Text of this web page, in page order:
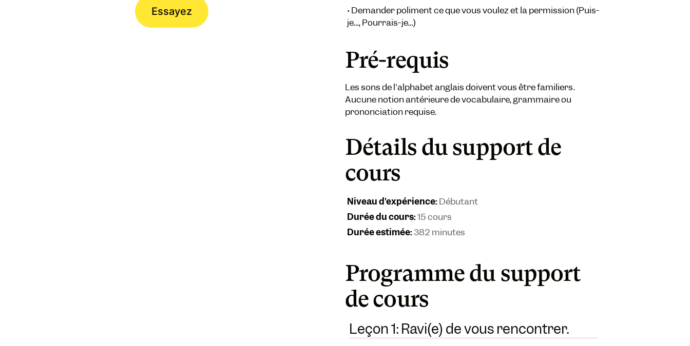
Essayez
• Demander poliment ce que vous voulez et la permission (Puis-
je…, Pourrais-je…)
Pré-requis
Les sons de l'alphabet anglais doivent vous être familiers.
Aucune notion antérieure de vocabulaire, grammaire ou
prononciation requise.
Détails du support de
cours
Niveau d'expérience:Débutant
Durée du cours:15 cours
Durée estimée:382 minutes
Programme du support
de cours
Leçon 1: Ravi(e) de vous rencontrer.